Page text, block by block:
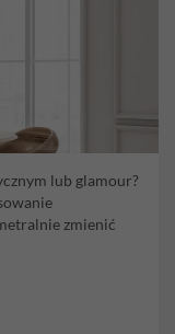
lub glamour?
zmienić